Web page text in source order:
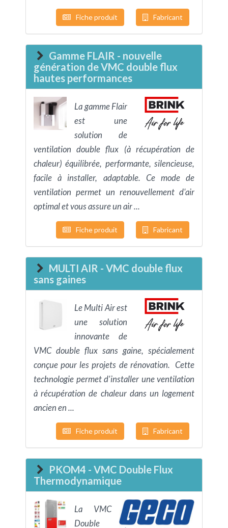
Fiche produit Fabricant
Gamme FLAIR - nouvelle
génération de VMC double flux
hautes performances
La gamme Flair
est une
solution de
ventilation double flux (à récupération de
chaleur) équilibrée, performante, silencieuse,
facile à installer, adaptable. Ce mode de
ventilation permet un renouvellement d'air
optimal et vous assure un air ...
Fiche produit Fabricant
MULTI AIR - VMC double flux
sans gaines
Le Multi Air est
une solution
innovante de
VMC double flux sans gaine, spécialement
conçue pour les projets de rénovation. Cette
technologie permet d'installer une ventilation
à récupération de chaleur dans un logement
ancien en ...
Fiche produit Fabricant
PKOM4 - VMC Double Flux
Thermodynamique
La VMC
Double